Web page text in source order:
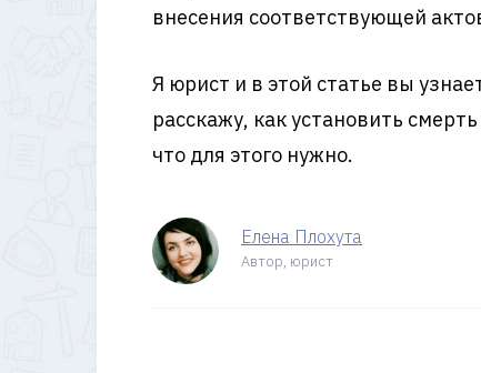
внесения соответствующей
Я юрист и в этой статье вы
расскажу, как установить
что для этого нужно.
Елена Плохута
Автор, юрист